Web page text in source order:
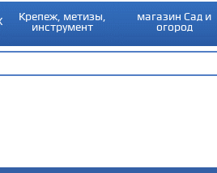
Крепеж, метизы,
инструмент
магазин Сад и
огород